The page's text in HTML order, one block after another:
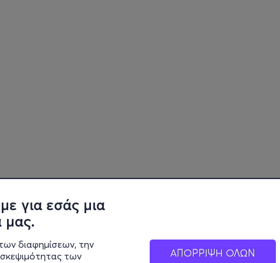
για εσάς μια
μας.
διαφημίσεων, την
των
ΑΠΟΡΡΙΨΗ ΟΛΩΝ